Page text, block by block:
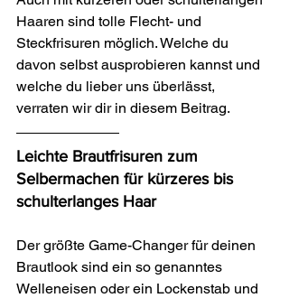
Haaren sind tolle Flecht- und
Steckfrisuren möglich. Welche du
davon selbst ausprobieren kannst und
welche du lieber uns überlässt,
verraten wir dir in diesem Beitrag.
Leichte Brautfrisuren zum
Selbermachen für kürzeres bis
schulterlanges Haar
Der größte Game-Changer für deinen
Brautlook sind ein so genanntes
Welleneisen oder ein Lockenstab und